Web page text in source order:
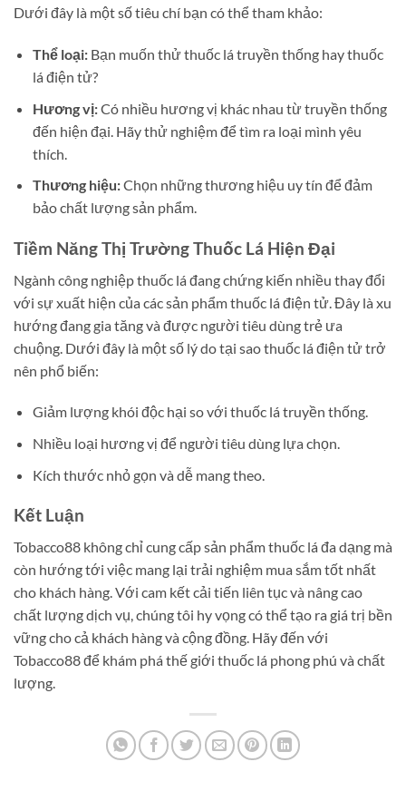
Dưới đây là một số tiêu chí bạn có thể tham khảo:
Thể loại:Bạn muốn thử thuốc lá truyền thống hay thuốc
lá điện tử?
Hương vị:Có nhiều hương vị khác nhau từ truyền thống
đến hiện đại. Hãy thử nghiệm để tìm ra loại mình yêu
thích.
Thương hiệu:Chọn những thương hiệu uy tín để đảm
bảo chất lượng sản phẩm.
Tiềm Năng Thị Trường Thuốc Lá Hiện Đại
Ngành công nghiệp thuốc lá đang chứng kiến nhiều thay đổi
với sự xuất hiện của các sản phẩm thuốc lá điện tử. Đây là xu
hướng đang gia tăng và được người tiêu dùng trẻ ưa
chuộng. Dưới đây là một số lý do tại sao thuốc lá điện tử trở
nên phổ biến:
Giảm lượng khói độc hại so với thuốc lá truyền thống.
Nhiều loại hương vị để người tiêu dùng lựa chọn.
Kích thước nhỏ gọn và dễ mang theo.
Kết Luận
Tobacco88 không chỉ cung cấp sản phẩm thuốc lá đa dạng mà
còn hướng tới việc mang lại trải nghiệm mua sắm tốt nhất
cho khách hàng. Với cam kết cải tiến liên tục và nâng cao
chất lượng dịch vụ, chúng tôi hy vọng có thể tạo ra giá trị bền
vững cho cả khách hàng và cộng đồng. Hãy đến với
Tobacco88 để khám phá thế giới thuốc lá phong phú và chất
lượng.